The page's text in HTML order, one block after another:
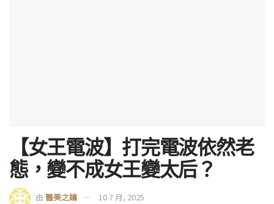
【女王電波】打完電波依然老
態，變不成女王變太后？
由 醫美之鑰 10 7 月, 2025